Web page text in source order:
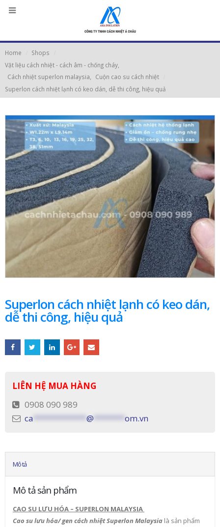
Home
Shops
Vật liệu cách nhiệt - cách âm - chống cháy
Cách nhiệt superlon malaysia
Cuộn cao su cách nhiệt
Superlon cách nhiệt lạnh có keo dán, dễ thi công, hiệu quả
Superlon cách nhiệt lạnh có keo dán,
dễ thi công, hiệu quả
LIÊN HỆ MUA HÀNG
0908 090 989
ca
@ om.vn
Mô tả
Mô tả sản phẩm
CAO SU LƯU HÓA – SUPERLON MALAYSIA
Cao su lưu hóa/ gen cách nhiệt Superlon Malaysia là sản phẩm